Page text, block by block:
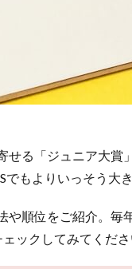
せる「ジュニア大賞
もよりいっそう大
や順位をご紹介。毎
ックしてみてくださ